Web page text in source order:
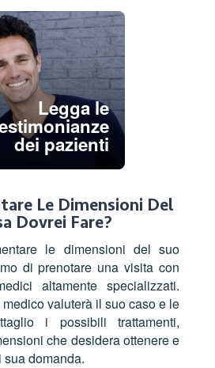
Legga le
dei pazienti
Le Dimensioni Del
Dovrei Fare?
le dimensioni del suo
di prenotare una visita con
altamente specializzati.
valuterà il suo caso e le
i possibili trattamenti,
che desidera ottenere e
domanda.